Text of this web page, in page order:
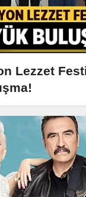
Lezzet